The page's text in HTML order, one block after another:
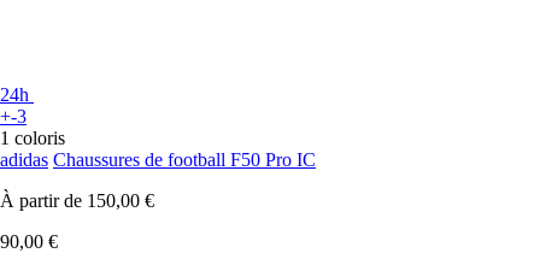
24h
+-3
1 coloris
adidas Chaussures de football F50 Pro IC
À partir de 150,00 €
90,00 €